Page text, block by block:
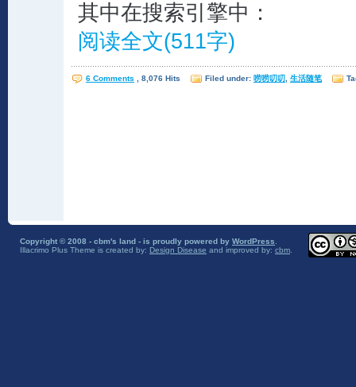
其中在搜索引擎中：
阅读全文(511字)
6 Comments , 8,076 Hits Filed under: 唠唠叨叨 生活随笔
Copyright © 2008 - cbm's land - is proudly powered by WordPress
Illacrimo Plus Theme is created by: Design Disease and improved by: cbm